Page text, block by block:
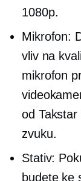
1080p.
Mikrofon:
vliv na
mikrofon
od
zvuku.
Stativ:
budete ke